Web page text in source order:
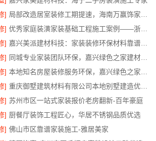
]
]
]
]
]
]
] 苏州市区一站式家装报价老房翻新-百年豪庭
] 厨餐厅装饰工程匠心，华居不锈钢品质优选
] 佛山市区靠谱家装施工-雅居美家